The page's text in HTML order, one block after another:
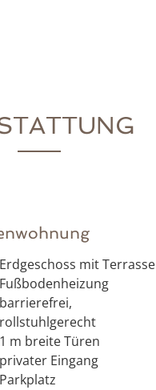
Erdgeschoss mit Terrasse
Fußbodenheizung
barrierefrei,
rollstuhlgerecht
1 m breite Türen
privater Eingang
Parkplatz